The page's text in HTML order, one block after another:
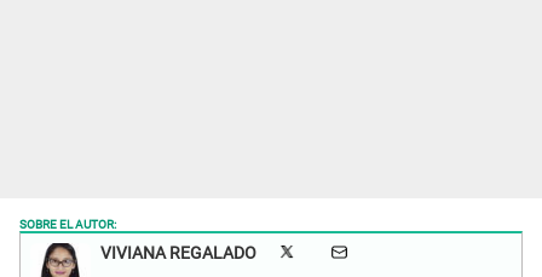
SOBRE EL AUTOR:
VIVIANA REGALADO